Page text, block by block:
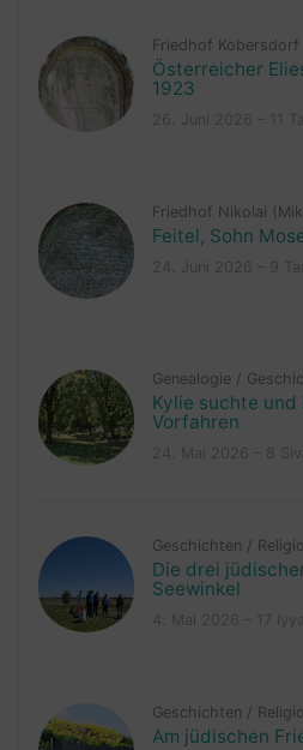
Friedhof Kobersdorf
Österreicher
1923
Friedhof Nikolai
Feitel, Sohn
Genealogie /
Kylie suchte
Vorfahren
Geschichten /
Die drei
Seewinkel
Geschichten /
Am jüdischen